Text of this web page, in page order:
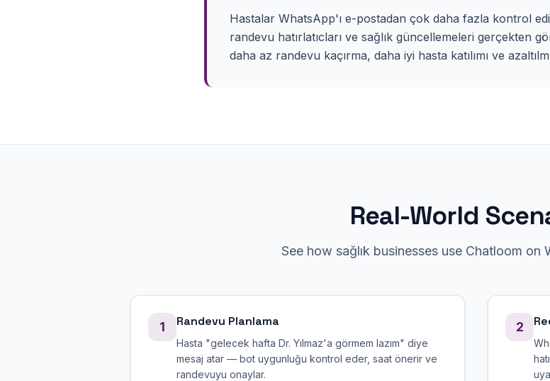
Hastalar WhatsApp'ı e-postadan çok daha fazla kontrol
randevu hatırlatıcları ve sağlık güncellemeleri gerçekten
daha az randevu kaçırma, daha iyi hasta katılımı ve
Real-World
See how sağlık businesses use Chatloom on
1 Randevu Planlama
Hasta "gelecek hafta Dr. Yılmaz'a görmem lazım" diye
mesaj atar — bot uygunluğu kontrol eder, saat önerir ve
randevuyu onaylar.
2